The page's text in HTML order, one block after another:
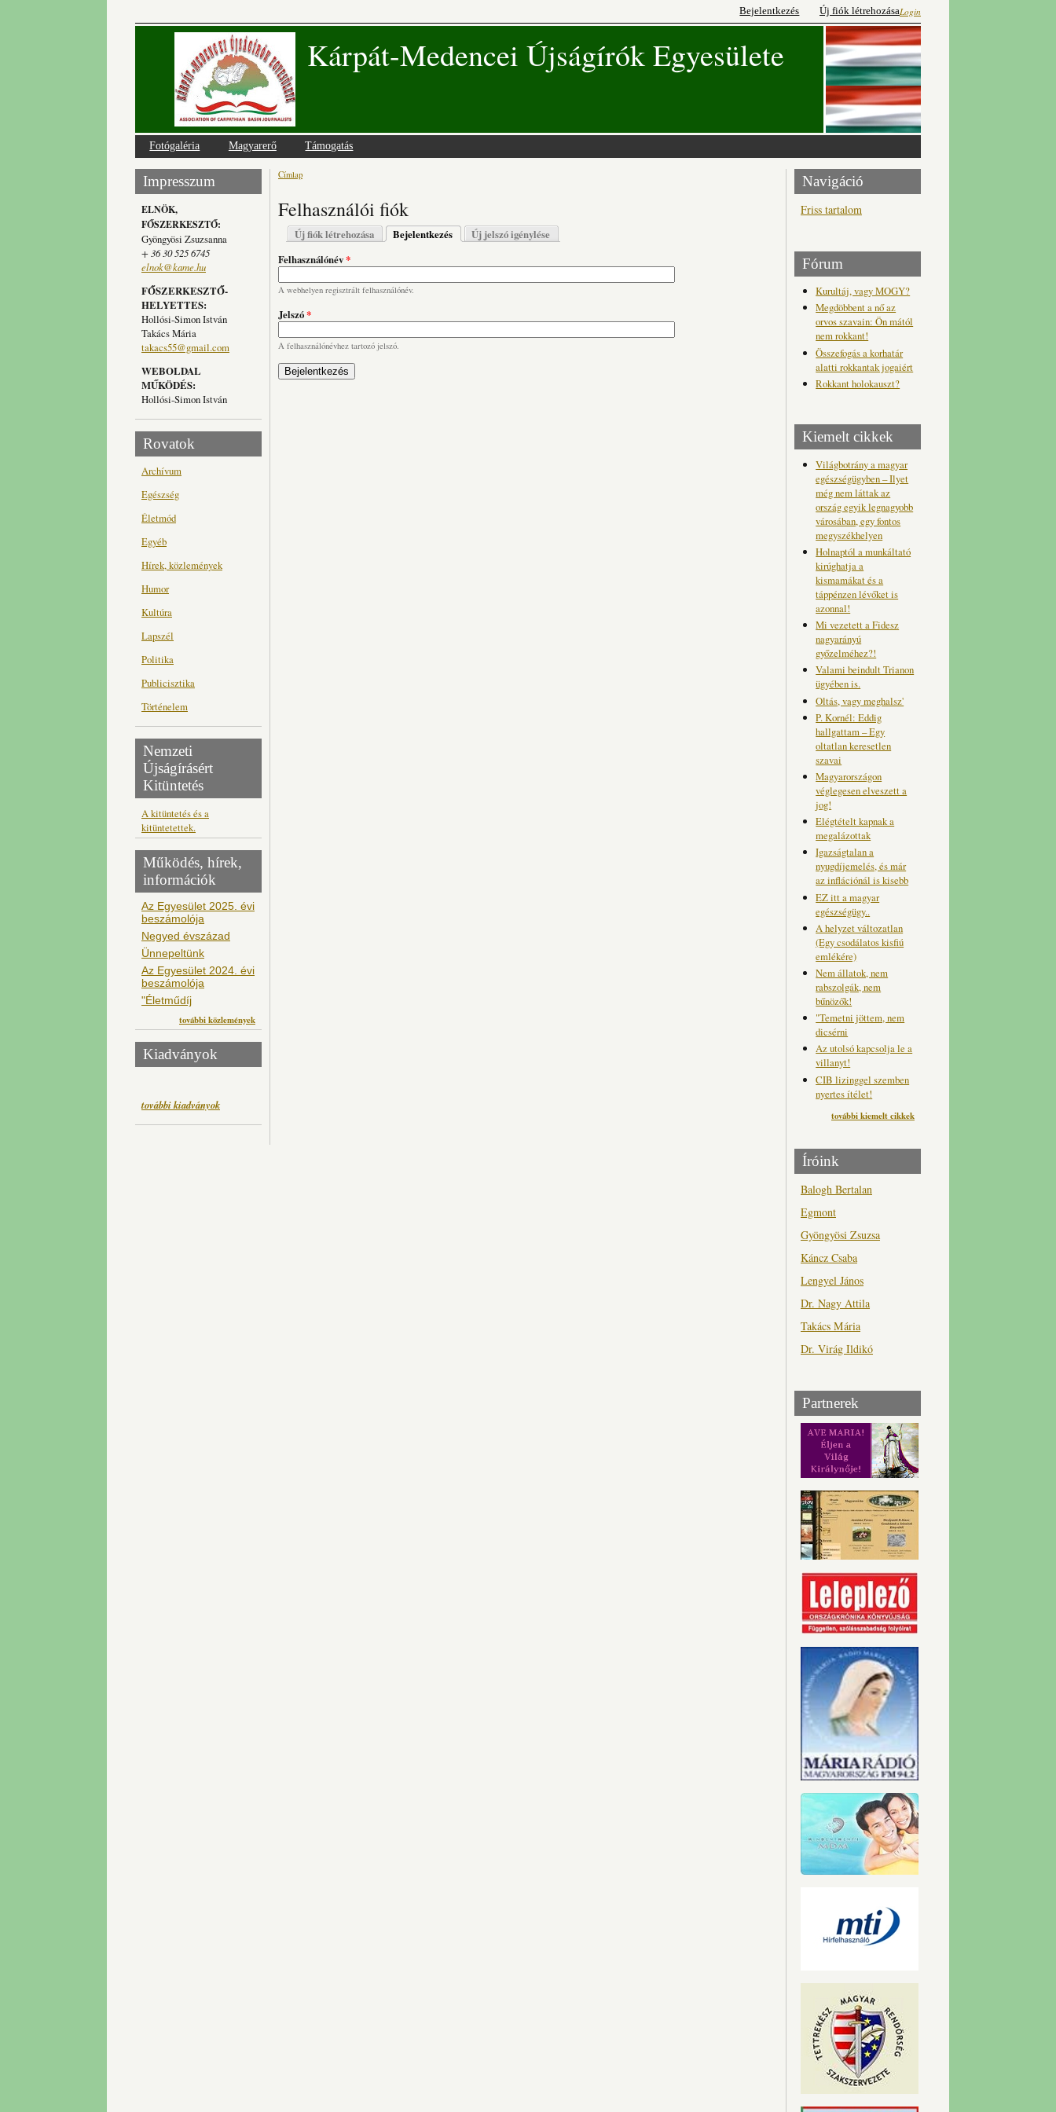
Login
Bejelentkezés Új fiók létrehozása
Kárpát-Medencei Újságírók Egyesülete
Fotógaléria Magyarerő Támogatás
Impresszum
ELNÖK,
FŐSZERKESZTŐ:
Gyöngyösi Zsuzsanna
+ 36 30 525 6745
elnok@kame.hu
FŐSZERKESZTŐ-
HELYETTES:
Hollósi-Simon István
Takács Mária
takacs55@gmail.com
WEBOLDAL
MŰKÖDÉS:
Hollósi-Simon István
Rovatok
Archívum
Egészség
Életmód
Egyéb
Hírek, közlemények
Humor
Kultúra
Lapszél
Politika
Publicisztika
Történelem
Nemzeti
Újságírásért
Kitüntetés
A kitüntetés és a
kitüntetettek.
Működés, hírek,
információk
Az Egyesület 2025. évi
beszámolója
Negyed évszázad
Ünnepeltünk
Az Egyesület 2024. évi
beszámolója
"Életműdíj
további közlemények
Kiadványok
további kiadványok
Jelenlegi hely
Címlap
Felhasználói fiók
Elsődleges fülek
Új fiók létrehozása Bejelentkezés (aktív fül)
Új jelszó igénylése
Felhasználónév*
A webhelyen regisztrált felhasználónév.
Jelszó*
A felhasználónévhez tartozó jelszó.
Navigáció
Friss tartalom
Fórum
Kurultáj, vagy MOGY?
Megdöbbent a nő az
orvos szavain: Ön mától
nem rokkant!
Összefogás a korhatár
alatti rokkantak jogaiért
Rokkant holokauszt?
Kiemelt cikkek
Világbotrány a magyar
egészségügyben – Ilyet
még nem láttak az
ország egyik legnagyobb
városában, egy fontos
megyszékhelyen
Holnaptól a munkáltató
kirúghatja a
kismamákat és a
táppénzen lévőket is
azonnal!
Mi vezetett a Fidesz
nagyarányú
győzelméhez?!
Valami beindult Trianon
ügyében is.
Oltás, vagy meghalsz'
P. Kornél: Eddig
hallgattam – Egy
oltatlan keresetlen
szavai
Magyarországon
véglegesen elveszett a
jog!
Elégtételt kapnak a
megalázottak
Igazságtalan a
nyugdíjemelés, és már
az inflációnál is kisebb
EZ itt a magyar
egészségügy..
A helyzet változatlan
(Egy csodálatos kisfiú
emlékére)
Nem állatok, nem
rabszolgák, nem
bűnözők!
"Temetni jöttem, nem
dicsérni
Az utolsó kapcsolja le a
villanyt!
CIB lizinggel szemben
nyertes ítélet!
további kiemelt cikkek
Íróink
Balogh Bertalan
Egmont
Gyöngyösi Zsuzsa
Káncz Csaba
Lengyel János
Dr. Nagy Attila
Takács Mária
Dr. Virág Ildikó
Partnerek